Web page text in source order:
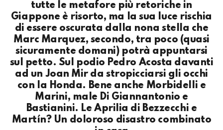
tutte le metafore più retoriche in
Giappone è risorto, ma la sua luce rischia
di essere oscurata dalla nona stella che
Marc Marquez, secondo, tra poco (quasi
sicuramente domani) potrà appuntarsi
sul petto. Sul podio Pedro Acosta davanti
ad un Joan Mir da stropicciarsi gli occhi
con la Honda. Bene anche Morbidelli e
Marini, male Di Giannantonio e
Bastianini. Le Aprilia di Bezzecchi e
Martín? Un doloroso disastro combinato